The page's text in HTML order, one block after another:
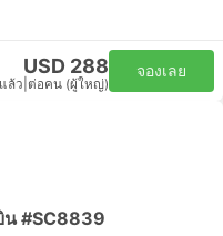
USD 288
ล้ว ต่อคน (ผู้ใหญ่)
จองเลย
น #SC8839